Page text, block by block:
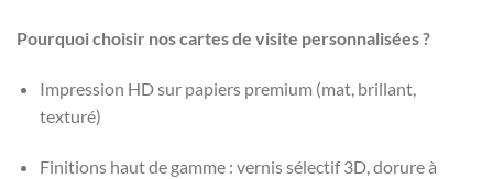
Pourquoi choisir nos cartes de visite personnalisées ?
Impression HD sur papiers premium (mat, brillant,
texturé)
Finitions haut de gamme : vernis sélectif 3D, dorure à